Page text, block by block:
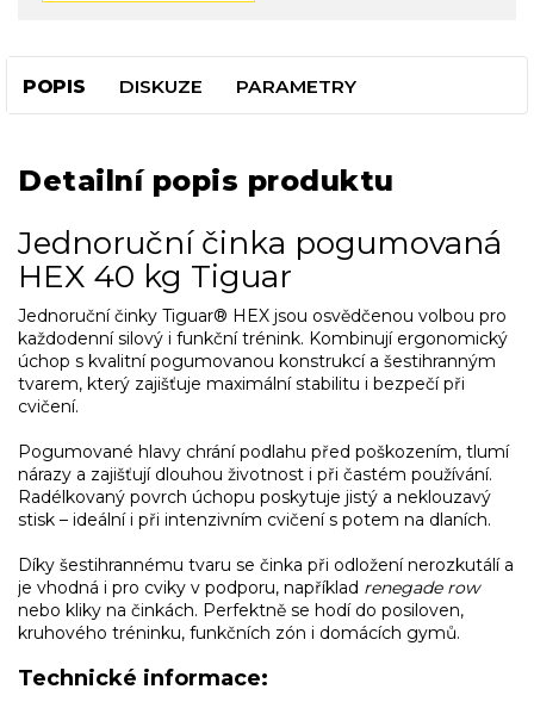
POPIS DISKUZE PARAMETRY
Detailní popis produktu
Jednoruční činka pogumovaná
HEX 40 kg Tiguar
Jednoruční činky Tiguar® HEX jsou osvědčenou volbou pro
každodenní silový i funkční trénink. Kombinují ergonomický
úchop s kvalitní pogumovanou konstrukcí a šestihranným
tvarem, který zajišťuje maximální stabilitu i bezpečí při
cvičení.
Pogumované hlavy chrání podlahu před poškozením, tlumí
nárazy a zajišťují dlouhou životnost i při častém používání.
Radélkovaný povrch úchopu poskytuje jistý a neklouzavý
stisk – ideální i při intenzivním cvičení s potem na dlaních.
Díky šestihrannému tvaru se činka při odložení nerozkutálí a
je vhodná i pro cviky v podporu, například renegade row
nebo kliky na činkách. Perfektně se hodí do posiloven,
kruhového tréninku, funkčních zón i domácích gymů.
Technické informace: